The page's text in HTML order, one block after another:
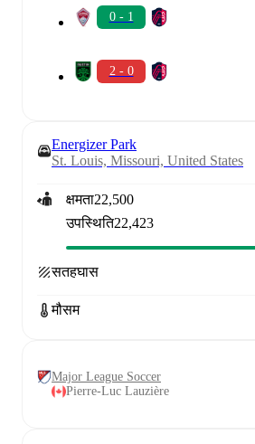
0 - 1
2 - 0
Energizer Park
St. Louis, Missouri, United States
क्षमता22,500
उपस्थिति22,423
सतहघास
मौसम
Major League Soccer
Pierre-Luc Lauzière